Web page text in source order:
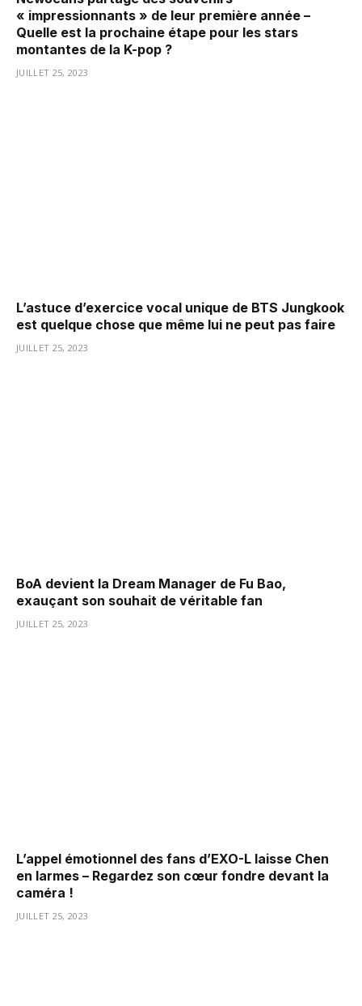
« impressionnants » de leur première année –
Quelle est la prochaine étape pour les stars
montantes de la K-pop ?
JUILLET 25, 2023
L’astuce d’exercice vocal unique de BTS Jungkook
est quelque chose que même lui ne peut pas faire
JUILLET 25, 2023
BoA devient la Dream Manager de Fu Bao,
exauçant son souhait de véritable fan
JUILLET 25, 2023
L’appel émotionnel des fans d’EXO-L laisse Chen
en larmes – Regardez son cœur fondre devant la
caméra !
JUILLET 25, 2023